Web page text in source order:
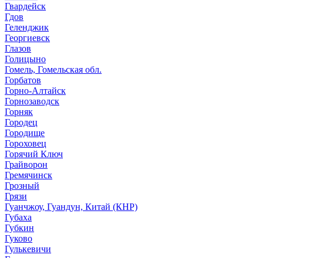
Гвардейск
Гдов
Геленджик
Георгиевск
Глазов
Голицыно
Гомель, Гомельская обл.
Горбатов
Горно-Алтайск
Горнозаводск
Горняк
Городец
Городище
Гороховец
Горячий Ключ
Грайворон
Гремячинск
Грозный
Грязи
Гуанчжоу, Гуандун, Китай (КНР)
Губаха
Губкин
Гуково
Гулькевичи